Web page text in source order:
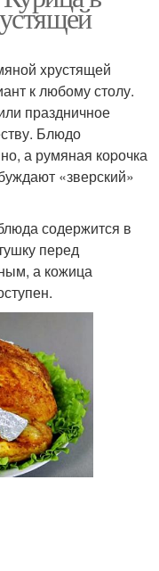
xрустящей
к любому столу.
праздничное
Блюдо
а румяная коpочка
«зверский»
содержится в
перед
а кожица